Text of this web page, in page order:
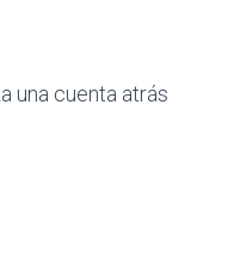
una cuenta atrás